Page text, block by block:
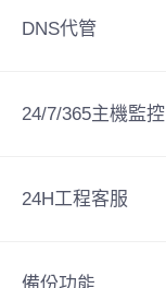
DNS代管
24/7/365主機監控
24H工程客服